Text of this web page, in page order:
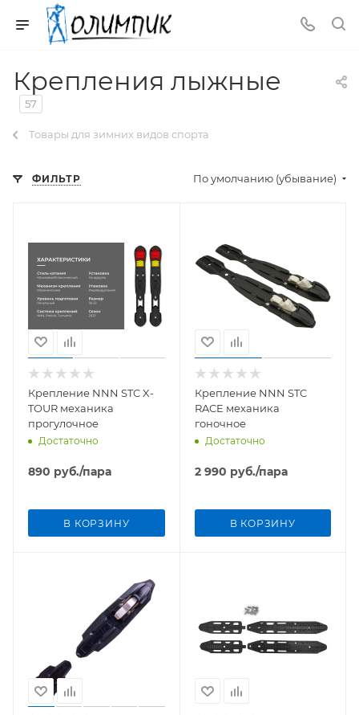
Крепления лыжные
57
Товары для зимних видов спорта
ФИЛЬТР По умолчанию (убывание)
Крепление NNN STC X-
TOUR механика
прогулочное
Достаточно
890 руб./пара
В КОРЗИНУ
Крепление NNN STC
RACE механика
гоночное
Достаточно
2 990 руб./пара
В КОРЗИНУ